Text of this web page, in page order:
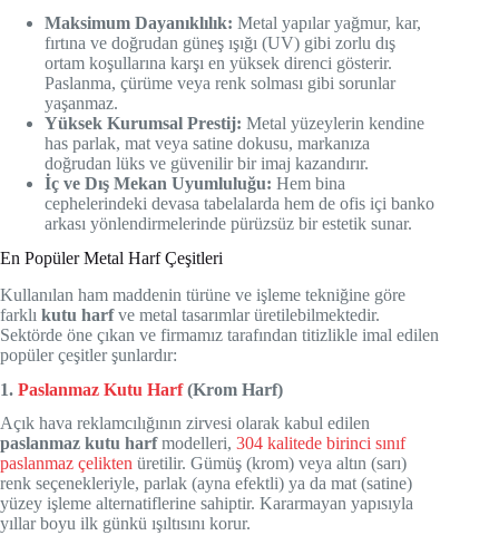
Maksimum Dayanıklılık: Metal yapılar yağmur, kar,
fırtına ve doğrudan güneş ışığı (UV) gibi zorlu dış
ortam koşullarına karşı en yüksek direnci gösterir.
Paslanma, çürüme veya renk solması gibi sorunlar
yaşanmaz.
Yüksek Kurumsal Prestij: Metal yüzeylerin kendine
has parlak, mat veya satine dokusu, markanıza
doğrudan lüks ve güvenilir bir imaj kazandırır.
İç ve Dış Mekan Uyumluluğu: Hem bina
cephelerindeki devasa tabelalarda hem de ofis içi banko
arkası yönlendirmelerinde pürüzsüz bir estetik sunar.
En Popüler Metal Harf Çeşitleri
Kullanılan ham maddenin türüne ve işleme tekniğine göre
farklı kutu harfve metal tasarımlar üretilebilmektedir.
Sektörde öne çıkan ve firmamız tarafından titizlikle imal edilen
popüler çeşitler şunlardır:
1. Paslanmaz Kutu Harf(Krom Harf)
Açık hava reklamcılığının zirvesi olarak kabul edilen
paslanmaz kutu harfmodelleri, 304 kalitede birinci sınıf
paslanmaz çelikten üretilir. Gümüş (krom) veya altın (sarı)
renk seçenekleriyle, parlak (ayna efektli) ya da mat (satine)
yüzey işleme alternatiflerine sahiptir. Kararmayan yapısıyla
yıllar boyu ilk günkü ışıltısını korur.